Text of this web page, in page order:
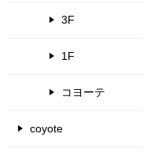
3F
1F
コヨーテ
coyote